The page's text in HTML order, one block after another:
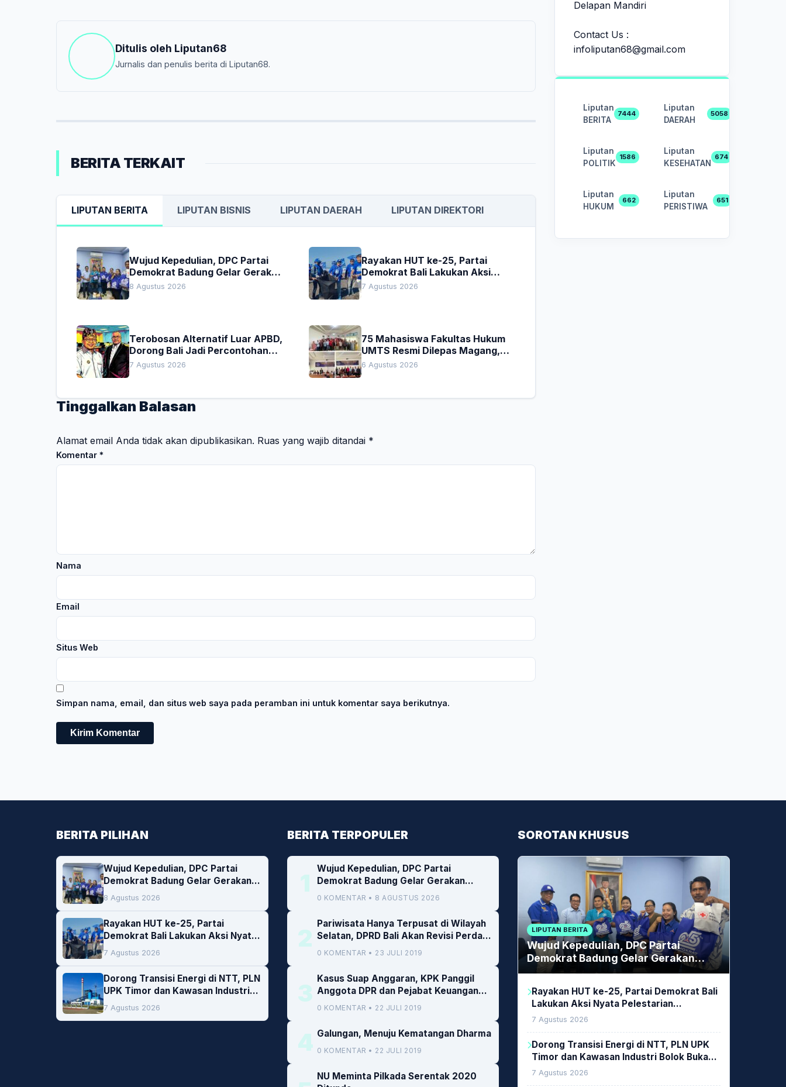
Ditulis oleh Liputan68
Jurnalis dan penulis berita di Liputan68.
BERITA TERKAIT
LIPUTAN BERITA LIPUTAN BISNIS LIPUTAN DAERAH LIPUTAN DIREKTORI
Wujud Kepedulian, DPC Partai
Demokrat Badung Gelar Gerakan
Donor Darah
8 Agustus 2026
Rayakan HUT ke-25, Partai
Demokrat Bali Lakukan Aksi
Nyata Pelestarian Lingkungan
7 Agustus 2026
Terobosan Alternatif Luar APBD,
Dorong Bali Jadi Percontohan
Nasional Pembiayaan Daerah
7 Agustus 2026
75 Mahasiswa Fakultas Hukum
UMTS Resmi Dilepas Magang,
Dekan Titip Empat Pesan
6 Agustus 2026
Tinggalkan Balasan
Alamat email Anda tidak akan dipublikasikan. Ruas yang wajib ditandai *
Komentar *
Nama
Email
Situs Web
Simpan nama, email, dan situs web saya pada peramban ini untuk komentar saya berikutnya.
Delapan Mandiri
Contact Us :
infoliputan68@gmail.com
Liputan
BERITA
7444
Liputan
DAERAH
5058
Liputan
POLITIK
1586
Liputan
KESEHATAN
674
Liputan
HUKUM
662
Liputan
PERISTIWA
651
BERITA PILIHAN
Wujud Kepedulian, DPC Partai
Demokrat Badung Gelar Gerakan
Donor Darah
8 Agustus 2026
Rayakan HUT ke-25, Partai
Demokrat Bali Lakukan Aksi Nyata
Pelestarian Lingkungan
7 Agustus 2026
Dorong Transisi Energi di NTT, PLN
UPK Timor dan Kawasan Industri
Bolok Buka Peluang Investasi
Woodchip untuk Cofiring PLTU
7 Agustus 2026
BERITA TERPOPULER
1
Wujud Kepedulian, DPC Partai
Demokrat Badung Gelar Gerakan
Donor Darah
0 KOMENTAR • 8 AGUSTUS 2026
2
Pariwisata Hanya Terpusat di Wilayah
Selatan, DPRD Bali Akan Revisi Perda
RTRW
0 KOMENTAR • 23 JULI 2019
3
Kasus Suap Anggaran, KPK Panggil
Anggota DPR dan Pejabat Keuangan
Kemenkeu
0 KOMENTAR • 22 JULI 2019
4 Galungan, Menuju Kematangan Dharma
0 KOMENTAR • 22 JULI 2019
NU Meminta Pilkada Serentak 2020
SOROTAN KHUSUS
LIPUTAN BERITA
Wujud Kepedulian, DPC Partai
Demokrat Badung Gelar Gerakan
Donor Darah
Rayakan HUT ke-25, Partai Demokrat Bali
Lakukan Aksi Nyata Pelestarian
Lingkungan
7 Agustus 2026
Dorong Transisi Energi di NTT, PLN UPK
Timor dan Kawasan Industri Bolok Buka
Peluang Investasi Woodchip untuk
7 Agustus 2026